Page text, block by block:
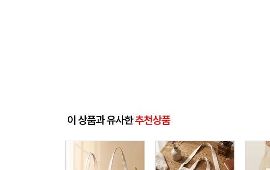
이 상품과 유사한추천상품